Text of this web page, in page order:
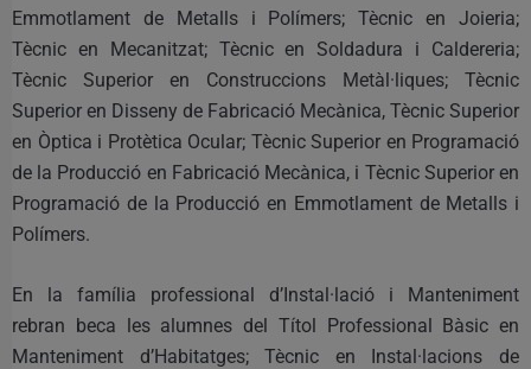
Emmotlament de Metalls i Polímers; Tècnic en Joieria;
Tècnic en Mecanitzat; Tècnic en Soldadura i Caldereria;
Tècnic Superior en Construccions Metàl·liques; Tècnic
Superior en Disseny de Fabricació Mecànica, Tècnic Superior
en Òptica i Protètica Ocular; Tècnic Superior en Programació
de la Producció en Fabricació Mecànica, i Tècnic Superior en
Programació de la Producció en Emmotlament de Metalls i
Polímers.
En la família professional d’Instal·lació i Manteniment
rebran beca les alumnes del Títol Professional Bàsic en
Manteniment d’Habitatges; Tècnic en Instal·lacions de